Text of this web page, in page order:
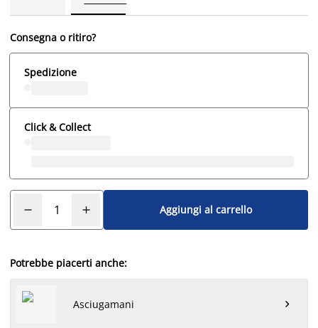
Consegna o ritiro?
Spedizione
Click & Collect
Aggiungi al carrello
Potrebbe piacerti anche:
Asciugamani 